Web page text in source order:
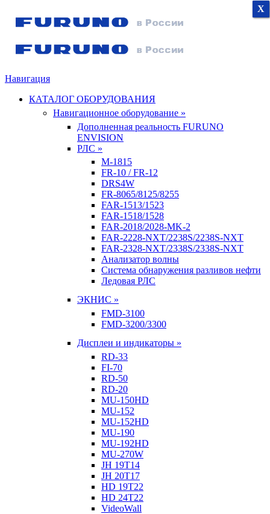
Навигация
КАТАЛОГ ОБОРУДОВАНИЯ
Навигационное оборудование »
Дополненная реальность FURUNO
ENVISION
РЛС »
M-1815
FR-10 / FR-12
DRS4W
FR-8065/8125/8255
FAR-1513/1523
FAR-1518/1528
FAR-2018/2028-MK-2
FAR-2228-NXT/2238S/2238S-NXT
FAR-2328-NXT/2338S/2338S-NXT
Анализатор волны
Система обнаружения разливов нефти
Ледовая РЛС
ЭКНИС »
FMD-3100
FMD-3200/3300
Дисплеи и индикаторы »
RD-33
FI-70
RD-50
RD-20
MU-150HD
MU-152
MU-152HD
MU-190
MU-192HD
MU-270W
JH 19T14
JH 20T17
HD 19T22
HD 24T22
VideoWall
X
X
X